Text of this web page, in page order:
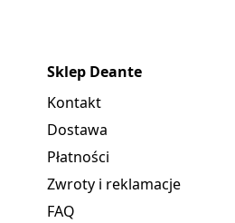
Sklep Deante
Kontakt
Dostawa
Płatności
Zwroty i reklamacje
FAQ